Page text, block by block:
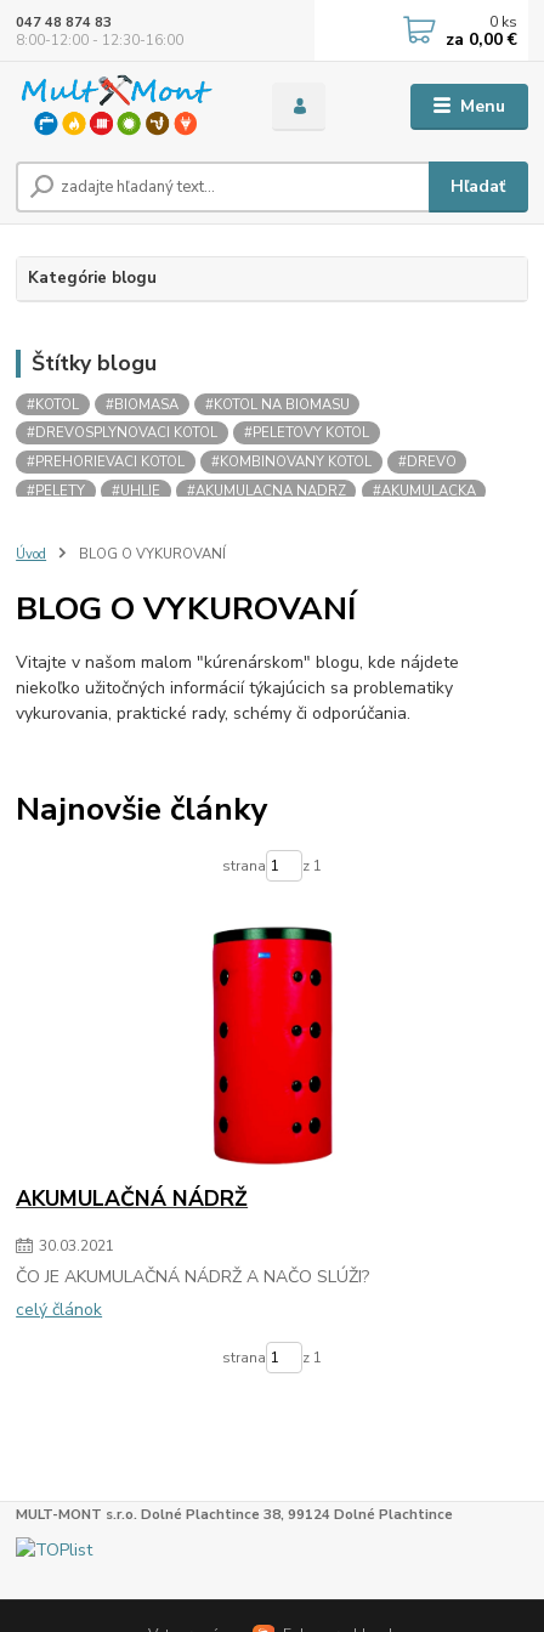
Menu
Hľadať
047 48 874 83
8:00-12:00 - 12:30-16:00
0 ks
za 0,00 €
Kategórie blogu
Štítky blogu
#KOTOL #BIOMASA
#KOTOL NA BIOMASU
#DREVOSPLYNOVACI KOTOL
#PELETOVY KOTOL
#PREHORIEVACI KOTOL
#KOMBINOVANY KOTOL
#DREVO
#PELETY
#UHLIE #AKUMULACNA NADRZ
#AKUMULACKA
#VNORENY ZASOBNIK
#SOLARNY VYMENNIK
Úvod BLOG O VYKUROVANÍ
BLOG O VYKUROVANÍ
Vitajte v našom malom "kúrenárskom" blogu, kde nájdete
niekoľko užitočných informácií týkajúcich sa problematiky
vykurovania, praktické rady, schémy či odporúčania.
Najnovšie články
strana z 1
AKUMULAČNÁ NÁDRŽ
30.03.2021
ČO JE AKUMULAČNÁ NÁDRŽ A NAČO SLÚŽI?
celý článok
strana z 1
MULT-MONT s.r.o. Dolné Plachtince 38, 99124 Dolné Plachtince